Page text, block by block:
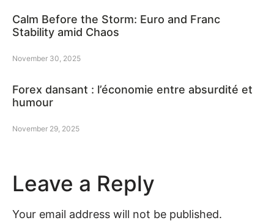
Calm Before the Storm: Euro and Franc
Stability amid Chaos
November 30, 2025
Forex dansant : l’économie entre absurdité et
humour
November 29, 2025
Leave a Reply
Your email address will not be published.